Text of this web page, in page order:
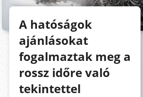
A hatóságok
ajánlásokat
fogalmaztak meg a
rossz időre való
tekintettel